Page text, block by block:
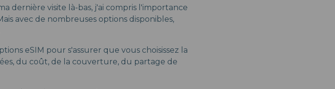
dernière visite là-bas, j'ai compris l'importance
avec de nombreuses options disponibles,
eSIM pour s'assurer que vous choisissez la
du coût, de la couverture, du partage de